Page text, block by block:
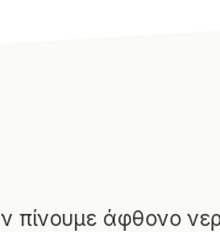
πίνουμε άφθονο